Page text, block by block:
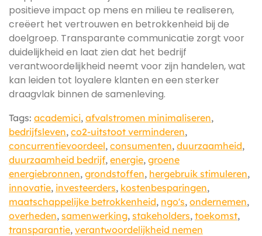
positieve impact op mens en milieu te realiseren,
creëert het vertrouwen en betrokkenheid bij de
doelgroep. Transparante communicatie zorgt voor
duidelijkheid en laat zien dat het bedrijf
verantwoordelijkheid neemt voor zijn handelen, wat
kan leiden tot loyalere klanten en een sterker
draagvlak binnen de samenleving.
Tags: academici, afvalstromen minimaliseren,
bedrijfsleven, co2-uitstoot verminderen,
concurrentievoordeel, consumenten, duurzaamheid,
duurzaamheid bedrijf, energie, groene
energiebronnen, grondstoffen, hergebruik stimuleren,
innovatie, investeerders, kostenbesparingen,
maatschappelijke betrokkenheid, ngo's, ondernemen,
overheden, samenwerking, stakeholders, toekomst,
transparantie, verantwoordelijkheid nemen